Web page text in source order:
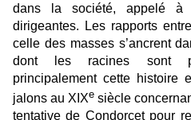
dans la société, appelé à
dirigeantes. Les rapports
celle des masses s’ancrent
dont les racines sont
principalement cette histoire
jalons au XIXe siècle
tentative de Condorcet pour